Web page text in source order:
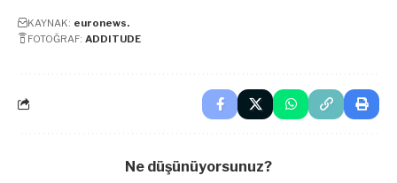
KAYNAK: euronews.
FOTOĞRAF: ADDITUDE
Ne düşünüyorsunuz?